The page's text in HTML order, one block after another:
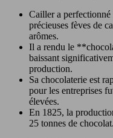
Cailler a perfectionné
précieuses fèves de
arômes.
Il a rendu le
baissant
production.
Sa chocolaterie est
pour les entreprises
élevées.
En 1825, la
25 tonnes de chocolat.